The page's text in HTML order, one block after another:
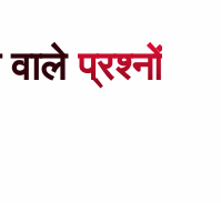
प्रश्नों